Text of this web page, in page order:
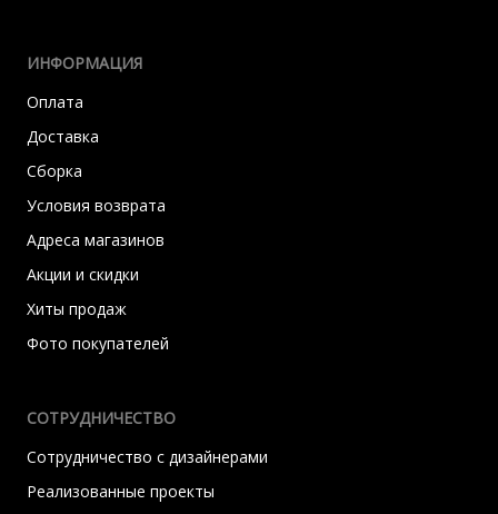
ИНФОРМАЦИЯ
Оплата
Доставка
Сборка
Условия возврата
Адреса магазинов
Акции и скидки
Хиты продаж
Фото покупателей
СОТРУДНИЧЕСТВО
Сотрудничество с дизайнерами
Реализованные проекты